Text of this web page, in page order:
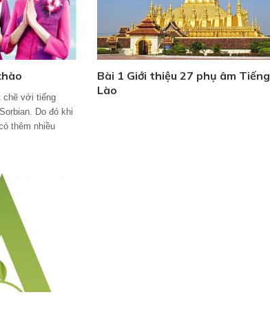
chẽ với tiếng
Do đó khi
thêm nhiều
Bài 1 Giới thiệu 27 phụ âm Tiếng
Lào